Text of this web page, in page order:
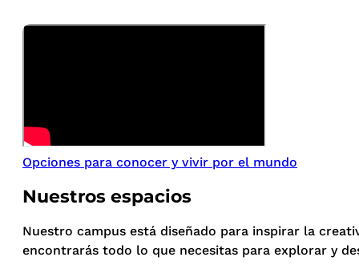
Opciones para conocer y vivir por el mundo
Nuestros espacios
Nuestro campus está diseñado para inspirar la
encontrarás todo lo que necesitas para explorar y